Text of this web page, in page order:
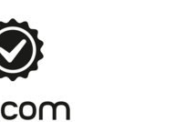
VISIBILITA'